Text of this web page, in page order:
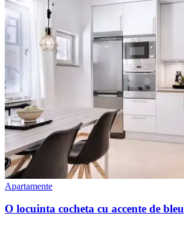
Apartamente
O locuinta cocheta cu accente de bleu